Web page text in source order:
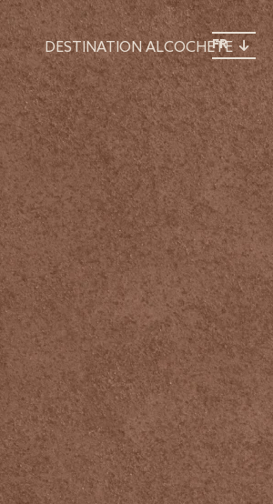
DESTINATION ALCOCHETE
FR